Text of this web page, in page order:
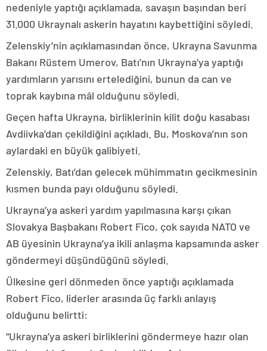
nedeniyle yaptığı açıklamada, savaşın başından beri
31.000 Ukraynalı askerin hayatını kaybettiğini söyledi.
Zelenskiy’nin açıklamasından önce, Ukrayna Savunma
Bakanı Rüstem Umerov, Batı’nın Ukrayna’ya yaptığı
yardımların yarısını ertelediğini, bunun da can ve
toprak kaybına mâl olduğunu söyledi.
Geçen hafta Ukrayna, birliklerinin kilit doğu kasabası
Avdiivka’dan çekildiğini açıkladı. Bu, Moskova’nın son
aylardaki en büyük galibiyeti.
Zelenskiy, Batı’dan gelecek mühimmatın gecikmesinin
kısmen bunda payı olduğunu söyledi.
Ukrayna’ya askeri yardım yapılmasına karşı çıkan
Slovakya Başbakanı Robert Fico, çok sayıda NATO ve
AB üyesinin Ukrayna’ya ikili anlaşma kapsamında asker
göndermeyi düşündüğünü söyledi.
Ülkesine geri dönmeden önce yaptığı açıklamada
Robert Fico, liderler arasında üç farklı anlayış
olduğunu belirtti:
“Ukrayna’ya askeri birliklerini göndermeye hazır olan